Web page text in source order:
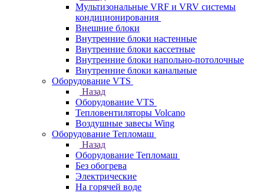
Мультизональные VRF и VRV системы
кондиционирования
Внешние блоки
Внутренние блоки настенные
Внутренние блоки кассетные
Внутренние блоки напольно-потолочные
Внутренние блоки канальные
Оборудование VTS
Назад
Оборудование VTS
Тепловентиляторы Volcano
Воздушные завесы Wing
Оборудование Тепломаш
Назад
Оборудование Тепломаш
Без обогрева
Электрические
На горячей воде